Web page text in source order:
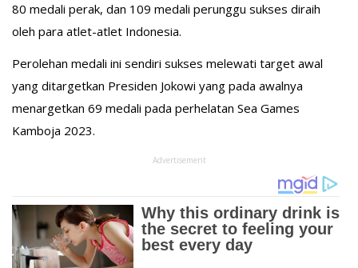
80 medali perak, dan 109 medali perunggu sukses diraih
oleh para atlet-atlet Indonesia.
Perolehan medali ini sendiri sukses melewati target awal
yang ditargetkan Presiden Jokowi yang pada awalnya
menargetkan 69 medali pada perhelatan Sea Games
Kamboja 2023.
Advertisement